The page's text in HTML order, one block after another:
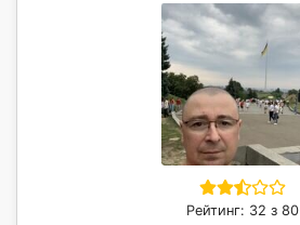
Рейтинг: 32 з 80